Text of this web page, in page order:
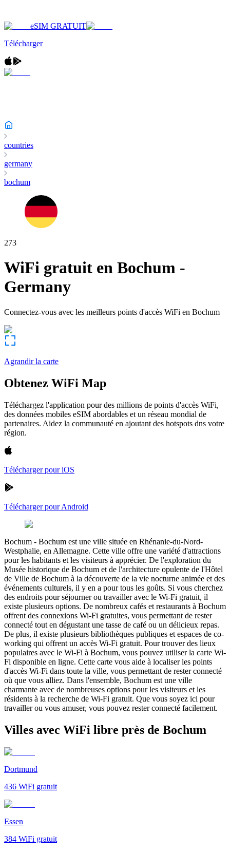
eSIM GRATUIT
Télécharger
countries
germany
bochum
273
WiFi gratuit en Bochum -
Germany
Connectez-vous avec les meilleurs points d'accès WiFi en Bochum
Agrandir la carte
Obtenez WiFi Map
Téléchargez l'application pour des millions de points d'accès WiFi,
des données mobiles eSIM abordables et un réseau mondial de
partenaires. Aidez la communauté en ajoutant des hotspots dns votre
région.
Télécharger pour iOS
Télécharger pour Android
Bochum - Bochum est une ville située en Rhénanie-du-Nord-
Westphalie, en Allemagne. Cette ville offre une variété d'attractions
pour les habitants et les visiteurs à apprécier. De l'exploration du
Musée historique de Bochum et de l'architecture opulente de l'Hôtel
de Ville de Bochum à la découverte de la vie nocturne animée et des
événements culturels, il y en a pour tous les goûts. Si vous cherchez
des endroits pour séjourner ou travailler avec le Wi-Fi gratuit, il
existe plusieurs options. De nombreux cafés et restaurants à Bochum
offrent des connexions Wi-Fi gratuites, vous permettant de rester
connecté tout en dégustant une tasse de café ou un délicieux repas.
De plus, il existe plusieurs bibliothèques publiques et espaces de co-
working qui offrent un accès Wi-Fi gratuit. Pour trouver des lieux
populaires avec le Wi-Fi à Bochum, vous pouvez utiliser la carte Wi-
Fi disponible en ligne. Cette carte vous aide à localiser les points
d'accès Wi-Fi dans toute la ville, vous permettant de rester connecté
où que vous alliez. Dans l'ensemble, Bochum est une ville
charmante avec de nombreuses options pour les visiteurs et les
résidents à la recherche de Wi-Fi gratuit. Que vous soyez ici pour
travailler ou vous amuser, vous pouvez rester connecté facilement.
Villes avec WiFi libre près de Bochum
Dortmund
436 WiFi gratuit
Essen
384 WiFi gratuit